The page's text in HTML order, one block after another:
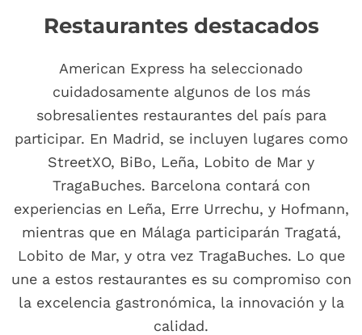
Restaurantes destacados
American Express ha seleccionado
cuidadosamente algunos de los más
sobresalientes restaurantes del país para
participar. En Madrid, se incluyen lugares como
StreetXO, BiBo, Leña, Lobito de Mar y
TragaBuches. Barcelona contará con
experiencias en Leña, Erre Urrechu, y Hofmann,
mientras que en Málaga participarán Tragatá,
Lobito de Mar, y otra vez TragaBuches. Lo que
une a estos restaurantes es su compromiso con
la excelencia gastronómica, la innovación y la
calidad.